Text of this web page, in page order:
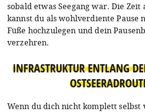
sobald etwas Seegang war. Die Zeit
kannst du als wohlverdiente Pause
Füße hochzulegen und dein
verzehren.
INFRASTRUKTUR ENTLANG
Wenn du dich nicht komplett selbst